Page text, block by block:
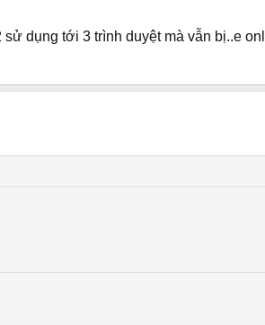
dụng tới 3 trình duyệt mà vẫn bị..e